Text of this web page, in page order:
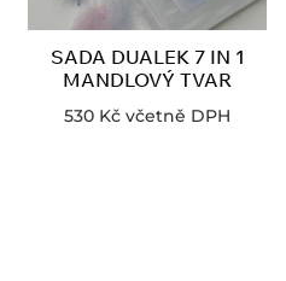
SADA DUALEK 7 IN 1
MANDLOVÝ TVAR
530 Kč včetně DPH